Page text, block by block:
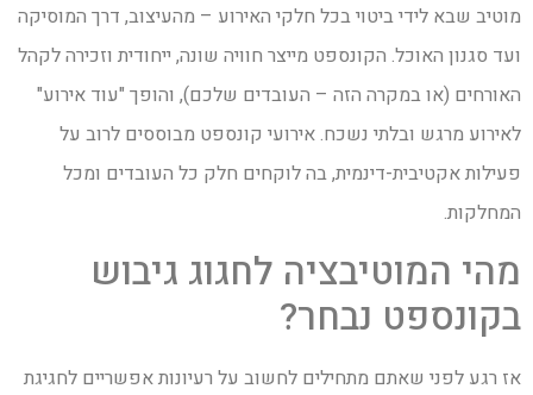
מוטיב שבא לידי ביטוי בכל חלקי האירוע – מהעיצוב, דרך המוסיקה
ועד סגנון האוכל. הקונספט מייצר חוויה שונה, ייחודית וזכירה לקהל
האורחים (או במקרה הזה – העובדים שלכם), והופך "עוד אירוע"
לאירוע מרגש ובלתי נשכח. אירועי קונספט מבוססים לרוב על
פעילות אקטיבית-דינמית, בה לוקחים חלק כל העובדים ומכל
המחלקות.
מהי המוטיבציה לחגוג גיבוש
בקונספט נבחר?
אז רגע לפני שאתם מתחילים לחשוב על רעיונות אפשריים לחגיגת